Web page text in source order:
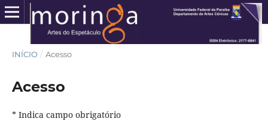
INÍCIO / Acesso
Acesso
* Indica campo obrigatório